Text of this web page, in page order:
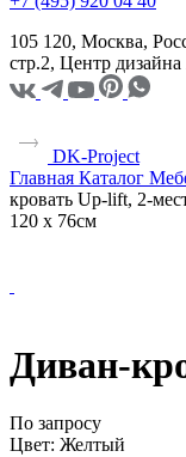
105 120, Москва,
стр.2, Центр
DK-Project
Главная Каталог
кровать Up-lift, 2-
120 x 76см
Диван-
По запросу
Цвет: Желтый